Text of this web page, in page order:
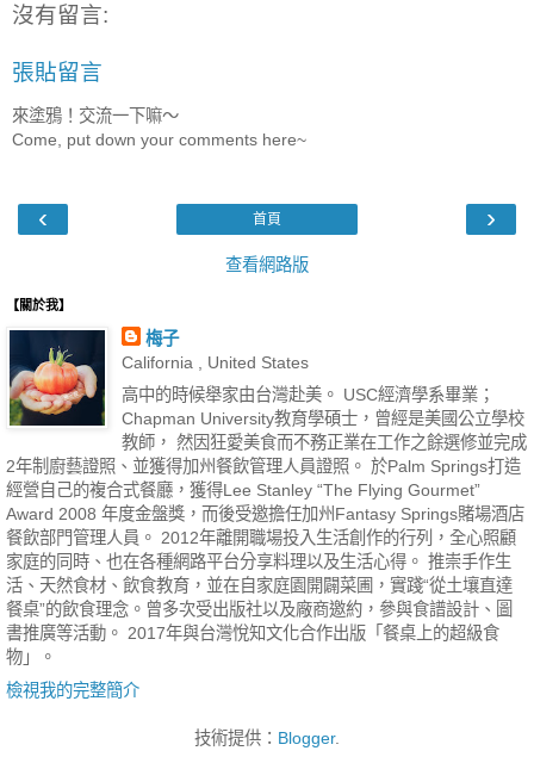
沒有留言:
張貼留言
來塗鴉！交流一下嘛～
Come, put down your comments here~
‹ ›
首頁
查看網路版
【關於我】
梅子
California , United States
高中的時候舉家由台灣赴美。 USC經濟學系畢業；
Chapman University教育學碩士，曾經是美國公立學校
教師， 然因狂愛美食而不務正業在工作之餘選修並完成
2年制廚藝證照、並獲得加州餐飲管理人員證照。 於Palm Springs打造
經營自己的複合式餐廳，獲得Lee Stanley “The Flying Gourmet”
Award 2008 年度金盤獎，而後受邀擔任加州Fantasy Springs賭場酒店
餐飲部門管理人員。 2012年離開職場投入生活創作的行列，全心照顧
家庭的同時、也在各種網路平台分享料理以及生活心得。 推崇手作生
活、天然食材、飲食教育，並在自家庭園開闢菜圃，實踐“從土壤直達
餐桌”的飲食理念。曾多次受出版社以及廠商邀約，參與食譜設計、圖
書推廣等活動。 2017年與台灣悅知文化合作出版「餐桌上的超級食
物」。
檢視我的完整簡介
技術提供： Blogger.